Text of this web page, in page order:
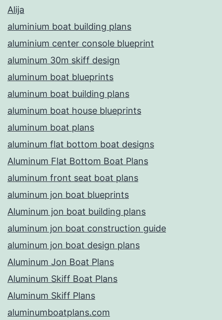
Alija
aluminium boat building plans
aluminium center console blueprint
aluminum 30m skiff design
aluminum boat blueprints
aluminum boat building plans
aluminum boat house blueprints
aluminum boat plans
aluminum flat bottom boat designs
Aluminum Flat Bottom Boat Plans
aluminum front seat boat plans
aluminum jon boat blueprints
Aluminum jon boat building plans
aluminum jon boat construction guide
aluminum jon boat design plans
Aluminum Jon Boat Plans
Aluminum Skiff Boat Plans
Aluminum Skiff Plans
aluminumboatplans.com